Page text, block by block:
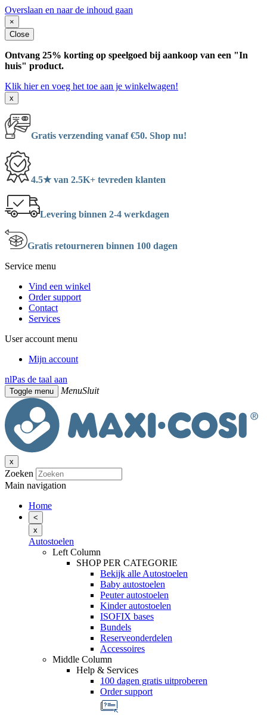
Overslaan en naar de inhoud gaan
×
Close
Ontvang 25% korting op speelgoed bij aankoop van een "In
huis" product.
Klik hier en voeg het toe aan je winkelwagen!
x
Gratis verzending vanaf €50. Shop nu!
4.5★ van 2.5K+ tevreden klanten
Levering binnen 2-4 werkdagen
Gratis retourneren binnen 100 dagen
Service menu
Vind een winkel
Order support
Contact
Services
User account menu
Mijn account
nlPas de taal aan
Toggle menu MenuSluit
x
Zoeken
Main navigation
Home
<
x
Autostoelen
Left Column
SHOP PER CATEGORIE
Bekijk alle Autostoelen
Baby autostoelen
Peuter autostoelen
Kinder autostoelen
ISOFIX bases
Bundels
Reserveonderdelen
Accessoires
Middle Column
Help & Services
100 dagen gratis uitproberen
Order support